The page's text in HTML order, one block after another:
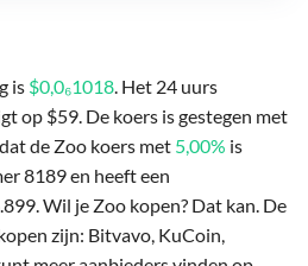
is $0,0₆1018. Het 24 uurs
op $59. De koers is gestegen met
de Zoo koers met 5,00% is
8189 en heeft een
Wil je Zoo kopen? Dat kan. De
zijn: Bitvavo, KuCoin,